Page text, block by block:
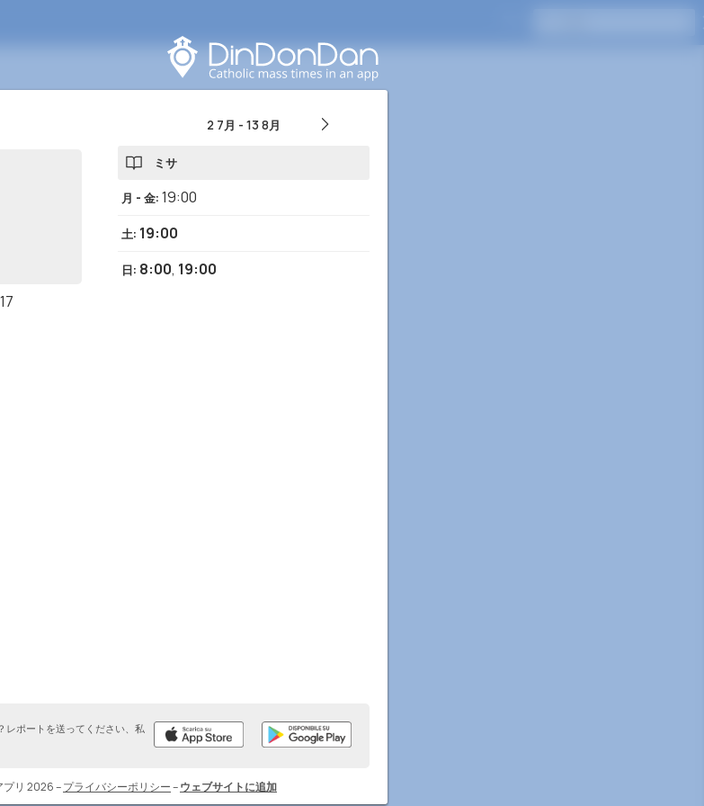
2 7月 - 13 8月
ミサ
月 - 金: 19:00
土: 19:00
日: 8:00, 19:00
レポートを送ってください、私
リ 2026–プライバシーポリシー–ウェブサイトに追加